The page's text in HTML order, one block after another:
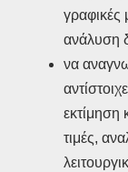
γραφικές
ανάλυση
να
εκτίμηση
τιμές,